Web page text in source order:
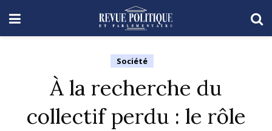
Société
À la recherche du
collectif perdu : le rôle